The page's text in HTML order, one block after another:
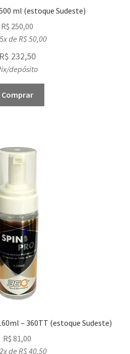
ml (estoque Sudeste)
R$ 250,00
de R$50,00
R$ 232,50
depósito
Comprar
– 360TT (estoque Sudeste)
R$ 81,00
de R$40,50